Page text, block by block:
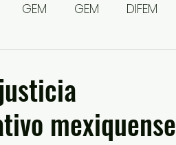
GEM GEM DIFEM
Ciudadanamexiquense